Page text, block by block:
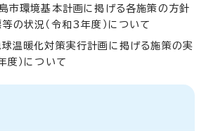
環境基本計画に掲げる各施策の方針
の状況（令和3年度）について
温暖化対策実行計画に掲げる施策の実
度）について